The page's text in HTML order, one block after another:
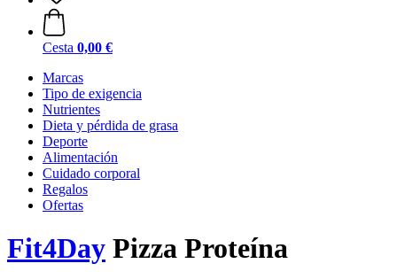
Cesta 0,00 €
Marcas
Tipo de exigencia
Nutrientes
Dieta y pérdida de grasa
Deporte
Alimentación
Cuidado corporal
Regalos
Ofertas
Fit4Day Pizza Proteína